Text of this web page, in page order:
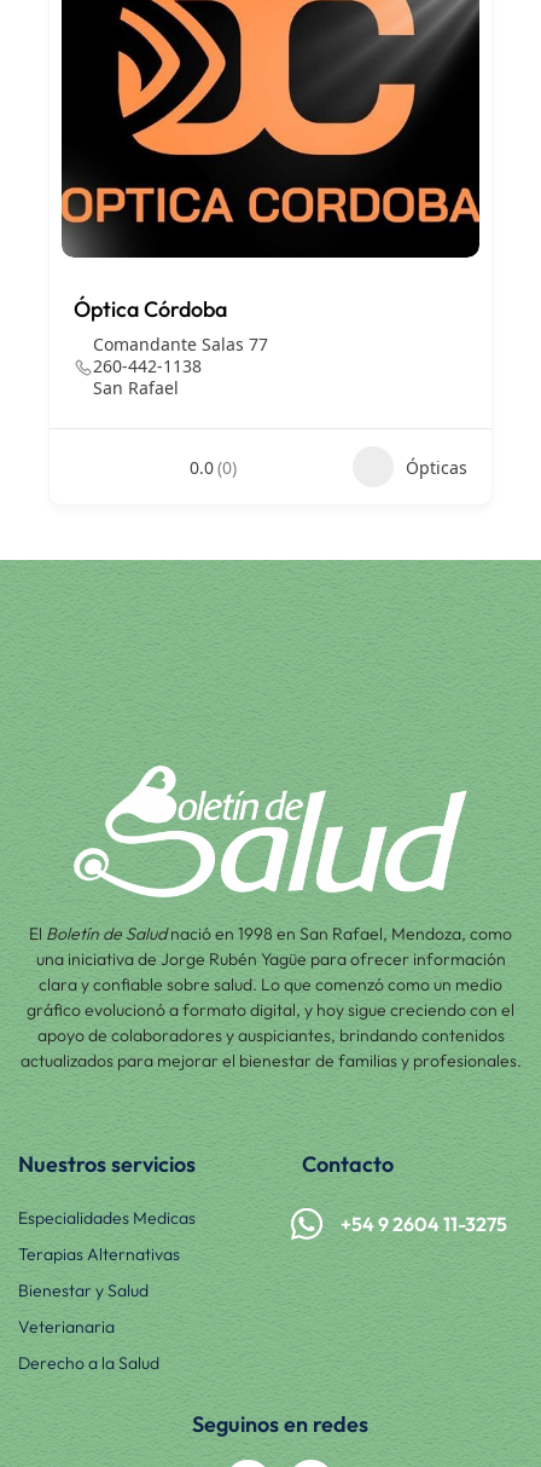
Óptica Córdoba
Comandante Salas 77
260-442-1138
San Rafael
0.0(0) Ópticas
El Boletín de Saludnació en 1998 en San Rafael, Mendoza, como
una iniciativa de Jorge Rubén Yagüe para ofrecer información
clara y confiable sobre salud. Lo que comenzó como un medio
gráfico evolucionó a formato digital, y hoy sigue creciendo con el
apoyo de colaboradores y auspiciantes, brindando contenidos
actualizados para mejorar el bienestar de familias y profesionales.
Nuestros servicios
Especialidades Medicas
Terapias Alternativas
Bienestar y Salud
Veterianaria
Derecho a la Salud
Contacto
+54 9 2604 11-3275
Seguinos en redes